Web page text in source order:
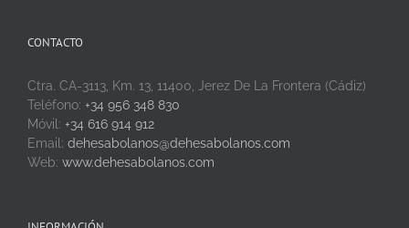
CONTACTO
Ctra. CA-3113, Km. 13, 11400, Jerez De La Frontera (Cádiz)
Teléfono: +34 956 348 830
Móvil: +34 616 914 912
Email: dehesabolanos@dehesabolanos.com
Web: www.dehesabolanos.com